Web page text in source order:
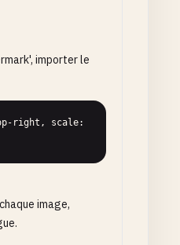
importer le
right, scale:
image,